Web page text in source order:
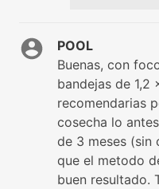
POOL
Buenas, con
bandejas de 1,2
recomendarias
cosecha lo
de 3 meses (sin
que el metodo
buen resultado.